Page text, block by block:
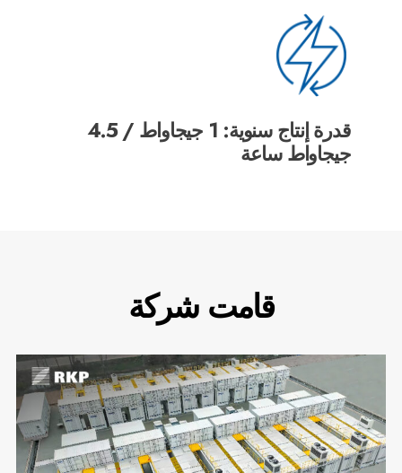
قدرة إنتاج سنوية: 1 جيجاواط / 4.5
جيجاواط ساعة
قامت شركة